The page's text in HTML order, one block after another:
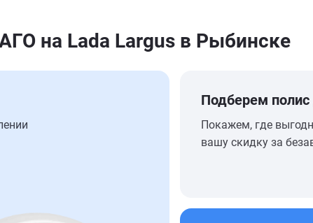
на Lada Largus в Рыбинске
Подберем полис
Покажем, где
вашу скидку за